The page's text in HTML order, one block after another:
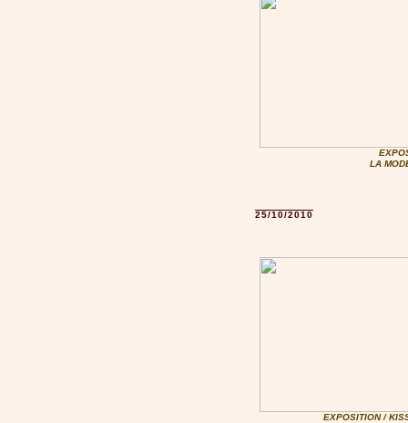
LA
25/10/2010
EXPOSITION /